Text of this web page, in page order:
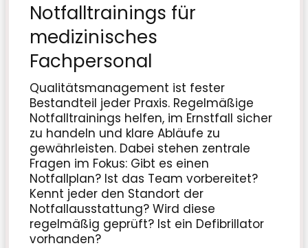
Notfalltrainings für
medizinisches
Fachpersonal
Qualitätsmanagement ist fester
Bestandteil jeder Praxis. Regelmäßige
Notfalltrainings helfen, im Ernstfall sicher
zu handeln und klare Abläufe zu
gewährleisten. Dabei stehen zentrale
Fragen im Fokus: Gibt es einen
Notfallplan? Ist das Team vorbereitet?
Kennt jeder den Standort der
Notfallausstattung? Wird diese
regelmäßig geprüft? Ist ein Defibrillator
vorhanden?